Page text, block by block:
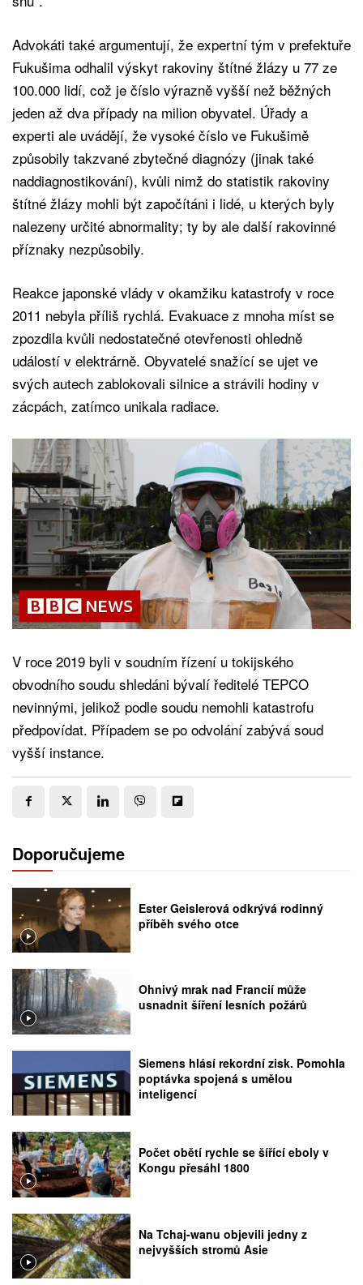
Advokáti také argumentují, že expertní tým v prefektuře
Fukušima odhalil výskyt rakoviny štítné žlázy u 77 ze
100.000 lidí, což je číslo výrazně vyšší než běžných
jeden až dva případy na milion obyvatel. Úřady a
experti ale uvádějí, že vysoké číslo ve Fukušimě
způsobily takzvané zbytečné diagnózy (jinak také
naddiagnostikování), kvůli nimž do statistik rakoviny
štítné žlázy mohli být započítáni i lidé, u kterých byly
nalezeny určité abnormality; ty by ale další rakovinné
příznaky nezpůsobily.
Reakce japonské vlády v okamžiku katastrofy v roce
2011 nebyla příliš rychlá. Evakuace z mnoha míst se
zpozdila kvůli nedostatečné otevřenosti ohledně
událostí v elektrárně. Obyvatelé snažící se ujet ve
svých autech zablokovali silnice a strávili hodiny v
zácpách, zatímco unikala radiace.
V roce 2019 byli v soudním řízení u tokijského
obvodního soudu shledáni bývalí ředitelé TEPCO
nevinnými, jelikož podle soudu nemohli katastrofu
předpovídat. Případem se po odvolání zabývá soud
vyšší instance.
Doporučujeme
Ester Geislerová odkrývá rodinný
příběh svého otce
Ohnivý mrak nad Francií může
usnadnit šíření lesních požárů
Siemens hlásí rekordní zisk. Pomohla
poptávka spojená s umělou
inteligencí
Počet obětí rychle se šířící eboly v
Kongu přesáhl 1800
Na Tchaj-wanu objevili jedny z
nejvyšších stromů Asie